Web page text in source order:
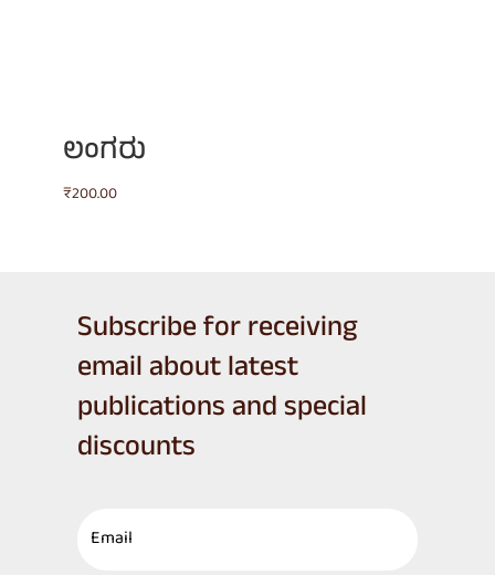
ಲಂಗರು
₹200.00
Subscribe for receiving
email about latest
publications and special
discounts